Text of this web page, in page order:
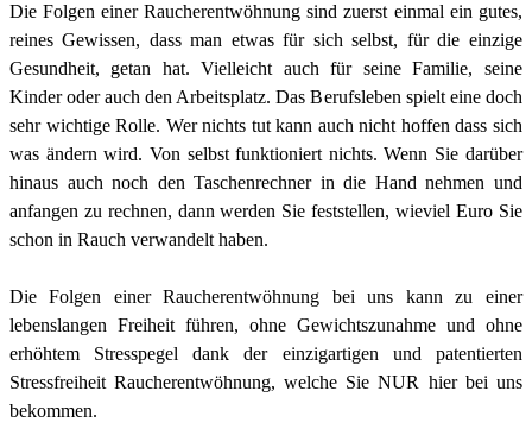
Die Folgen einer Raucherentwöhnung sind zuerst einmal ein gutes,
reines Gewissen, dass man etwas für sich selbst, für die einzige
Gesundheit, getan hat. Vielleicht auch für seine Familie, seine
Kinder oder auch den Arbeitsplatz. Das Berufsleben spielt eine doch
sehr wichtige Rolle. Wer nichts tut kann auch nicht hoffen dass sich
was ändern wird. Von selbst funktioniert nichts. Wenn Sie darüber
hinaus auch noch den Taschenrechner in die Hand nehmen und
anfangen zu rechnen, dann werden Sie feststellen, wieviel Euro Sie
schon in Rauch verwandelt haben.
Die Folgen einer Raucherentwöhnung bei uns kann zu einer
lebenslangen Freiheit führen, ohne Gewichtszunahme und ohne
erhöhtem Stresspegel dank der einzigartigen und patentierten
Stressfreiheit Raucherentwöhnung, welche Sie NUR hier bei uns
bekommen.